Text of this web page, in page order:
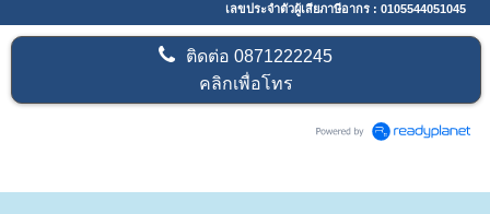
เลขประจำตัวผู้เสียภาษีอากร : 0105544051045
ติดต่อ0871222245
คลิกเพื่อโทร